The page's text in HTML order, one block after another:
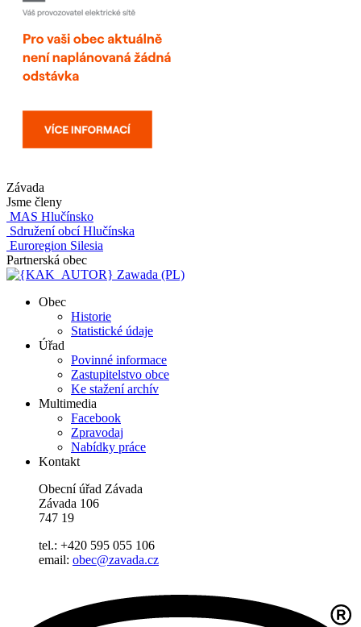
Závada
Jsme členy
MAS Hlučínsko
Sdružení obcí Hlučínska
Euroregion Silesia
Partnerská obec
Zawada (PL)
Obec
Historie
Statistické údaje
Úřad
Povinné informace
Zastupitelstvo obce
Ke stažení archív
Multimedia
Facebook
Zpravodaj
Nabídky práce
Kontakt
Obecní úřad Závada
Závada 106
747 19
tel.: +420 595 055 106
email: obec@zavada.cz